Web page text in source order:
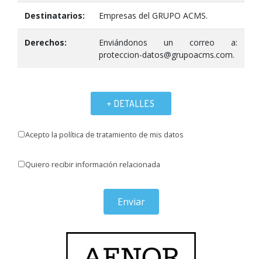
Destinatarios: Empresas del GRUPO ACMS.
Derechos:
Enviándonos un correo a:
proteccion-datos@grupoacms.com.
+ DETALLES
Acepto la política de tratamiento de mis datos
Quiero recibir información relacionada
Enviar